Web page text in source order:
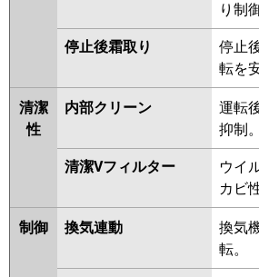
り制
停止後霜取り
停止
転を
清潔
性
内部クリーン
運転
抑制。
清潔Vフィルター
ウイ
カビ
制御 換気連動
換気
転。